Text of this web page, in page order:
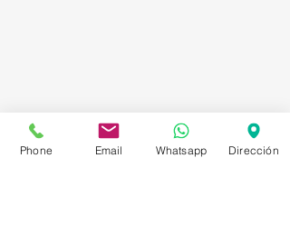
Phone Email Whatsapp Dirección